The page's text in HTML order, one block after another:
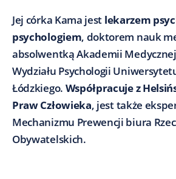
Jej córka Kama jest lekarzem
psychologiem, doktorem nauk
absolwentką Akademii
Wydziału Psychologii
Łódzkiego. Współpracuje z
Praw Człowieka, jest także
Mechanizmu Prewencji biura
Obywatelskich.